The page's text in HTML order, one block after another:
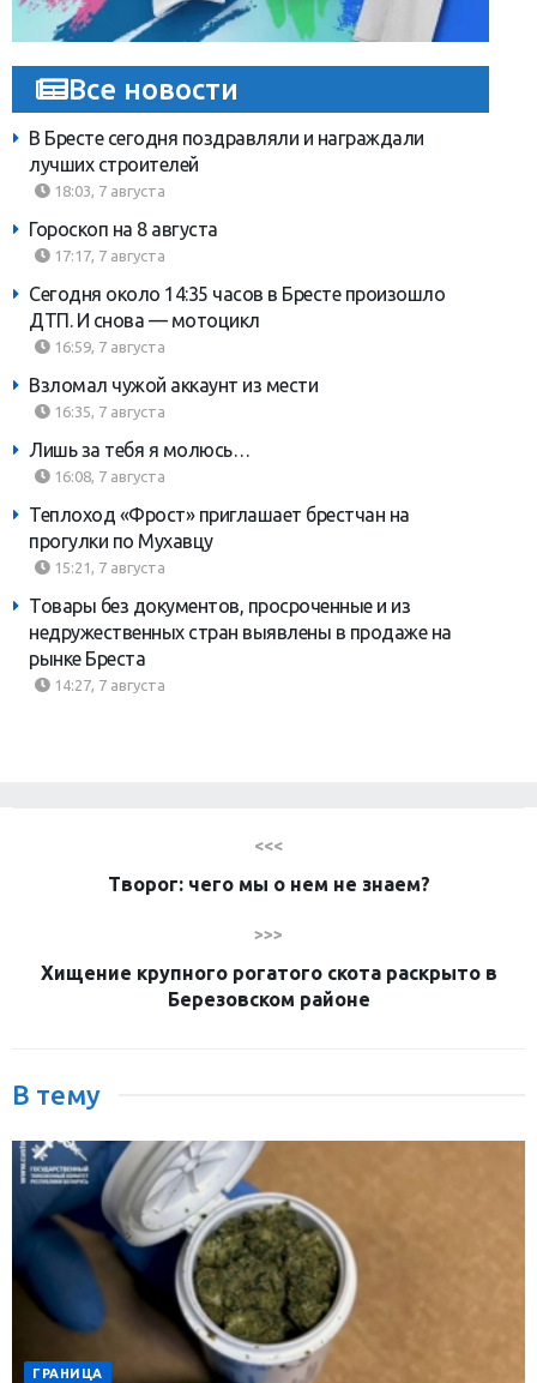
Все новости
В Бресте сегодня поздравляли и награждали
лучших строителей
18:03, 7 августа
Гороскоп на 8 августа
17:17, 7 августа
Сегодня около 14:35 часов в Бресте произошло
ДТП. И снова — мотоцикл
16:59, 7 августа
Взломал чужой аккаунт из мести
16:35, 7 августа
Лишь за тебя я молюсь…
16:08, 7 августа
Теплоход «Фрост» приглашает брестчан на
прогулки по Мухавцу
15:21, 7 августа
Товары без документов, просроченные и из
недружественных стран выявлены в продаже на
рынке Бреста
14:27, 7 августа
<<<
Творог: чего мы о нем не знаем?
>>>
Хищение крупного рогатого скота раскрыто в
Березовском районе
В тему
ГРАНИЦА